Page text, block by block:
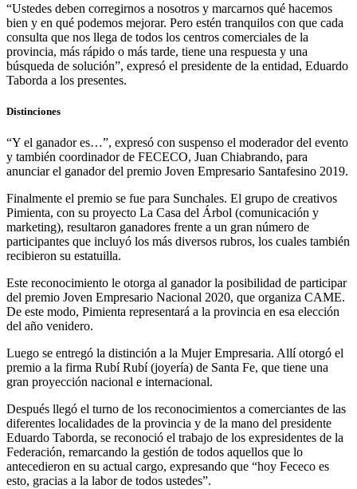
“Ustedes deben corregirnos a nosotros y marcarnos qué hacemos
bien y en qué podemos mejorar. Pero estén tranquilos con que cada
consulta que nos llega de todos los centros comerciales de la
provincia, más rápido o más tarde, tiene una respuesta y una
búsqueda de solución”, expresó el presidente de la entidad, Eduardo
Taborda a los presentes.
Distinciones
“Y el ganador es…”, expresó con suspenso el moderador del evento
y también coordinador de FECECO, Juan Chiabrando, para
anunciar el ganador del premio Joven Empresario Santafesino 2019.
Finalmente el premio se fue para Sunchales. El grupo de creativos
Pimienta, con su proyecto La Casa del Árbol (comunicación y
marketing), resultaron ganadores frente a un gran número de
participantes que incluyó los más diversos rubros, los cuales también
recibieron su estatuilla.
Este reconocimiento le otorga al ganador la posibilidad de participar
del premio Joven Empresario Nacional 2020, que organiza CAME.
De este modo, Pimienta representará a la provincia en esa elección
del año venidero.
Luego se entregó la distinción a la Mujer Empresaria. Allí otorgó el
premio a la firma Rubí Rubí (joyería) de Santa Fe, que tiene una
gran proyección nacional e internacional.
Después llegó el turno de los reconocimientos a comerciantes de las
diferentes localidades de la provincia y de la mano del presidente
Eduardo Taborda, se reconoció el trabajo de los expresidentes de la
Federación, remarcando la gestión de todos aquellos que lo
antecedieron en su actual cargo, expresando que “hoy Fececo es
esto, gracias a la labor de todos ustedes”.